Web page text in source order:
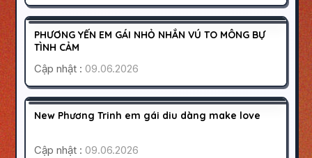
500K
HOẠT ĐỘNG
PHƯƠNG YẾN EM GÁI NHỎ NHẮN VÚ TO MÔNG BỰ
TÌNH CẢM
Cập nhật :09.06.2026
500K
HOẠT ĐỘNG
New Phương Trinh em gái diu dàng make love
Cập nhật :09.06.2026